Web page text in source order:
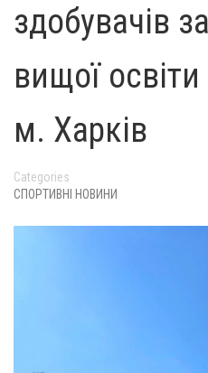
здобувачів
вищої
м. Харків
Categories
СПОРТИВНІ НОВИНИ